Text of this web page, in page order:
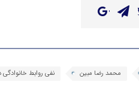
محمد رضا مبین نفی روابط